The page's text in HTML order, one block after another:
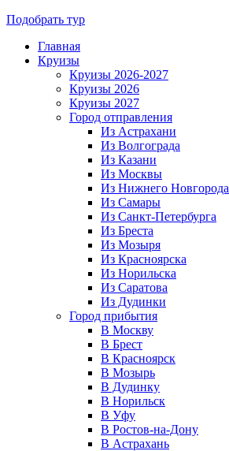
Подобрать тур
Главная
Круизы
Круизы 2026-2027
Круизы 2026
Круизы 2027
Город отправления
Из Астрахани
Из Волгограда
Из Казани
Из Москвы
Из Нижнего Новгорода
Из Самары
Из Санкт-Петербурга
Из Бреста
Из Мозыря
Из Красноярска
Из Норильска
Из Саратова
Из Дудинки
Город прибытия
В Москву
В Брест
В Красноярск
В Мозырь
В Дудинку
В Норильск
В Уфу
В Ростов-на-Дону
В Астрахань